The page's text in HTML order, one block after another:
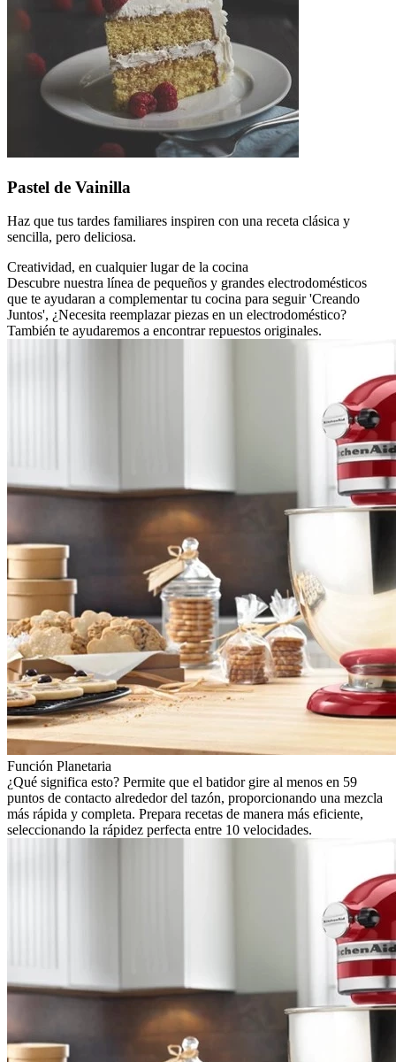
Pastel de Vainilla
Haz que tus tardes familiares inspiren con una receta clásica y
sencilla, pero deliciosa.
Creatividad, en cualquier lugar de la cocina
Descubre nuestra línea de pequeños y grandes electrodomésticos
que te ayudaran a complementar tu cocina para seguir 'Creando
Juntos', ¿Necesita reemplazar piezas en un electrodoméstico?
También te ayudaremos a encontrar repuestos originales.
Función Planetaria
¿Qué significa esto? Permite que el batidor gire al menos en 59
puntos de contacto alrededor del tazón, proporcionando una mezcla
más rápida y completa. Prepara recetas de manera más eficiente,
seleccionando la rápidez perfecta entre 10 velocidades.